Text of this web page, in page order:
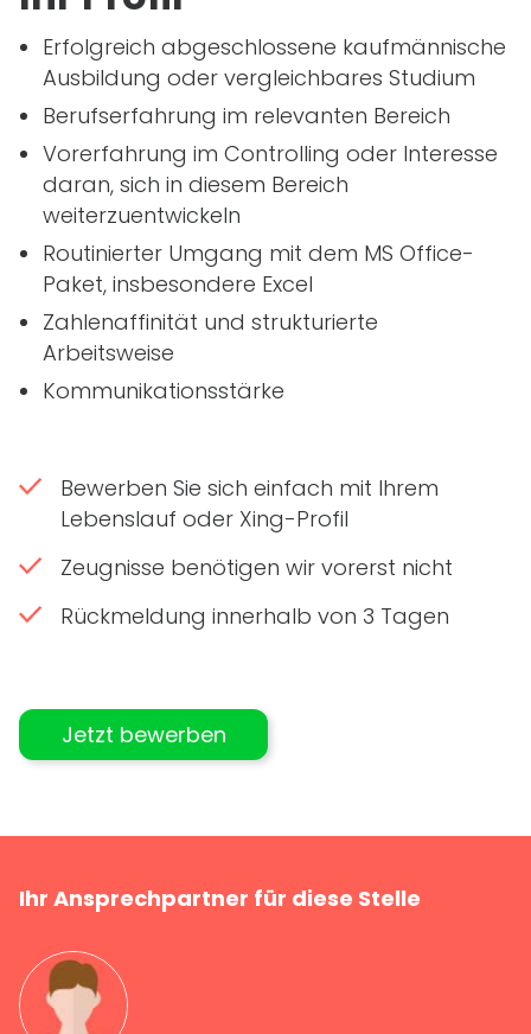
Erfolgreich abgeschlossene kaufmännische
Ausbildung oder vergleichbares Studium
Berufserfahrung im relevanten Bereich
Vorerfahrung im Controlling oder Interesse
daran, sich in diesem Bereich
weiterzuentwickeln
Routinierter Umgang mit dem MS Office-
Paket, insbesondere Excel
Zahlenaffinität und strukturierte
Arbeitsweise
Kommunikationsstärke
Bewerben Sie sich einfach mit Ihrem
Lebenslauf oder Xing-Profil
Zeugnisse benötigen wir vorerst nicht
Rückmeldung innerhalb von 3 Tagen
Jetzt bewerben
Ihr Ansprechpartner für diese Stelle